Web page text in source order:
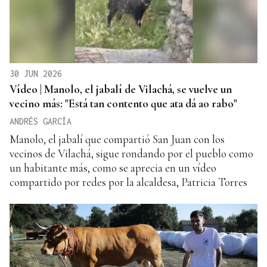
30 JUN 2026
Vídeo | Manolo, el jabalí de Vilachá, se vuelve un
vecino más: "Está tan contento que ata dá ao rabo"
ANDRÉS GARCÍA
Manolo, el jabalí que compartió San Juan con los
vecinos de Vilachá, sigue rondando por el pueblo como
un habitante más, como se aprecia en un vídeo
compartido por redes por la alcaldesa, Patricia Torres